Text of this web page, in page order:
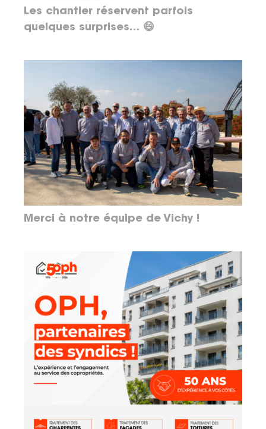
Les chantier réservent parfois
quelques surprises… 😄
Merci à notre équipe de Vichy !